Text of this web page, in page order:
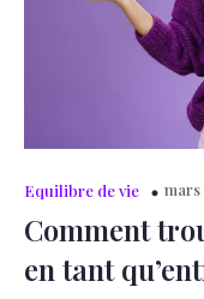
Equilibre de vie mars
Comment
en tant